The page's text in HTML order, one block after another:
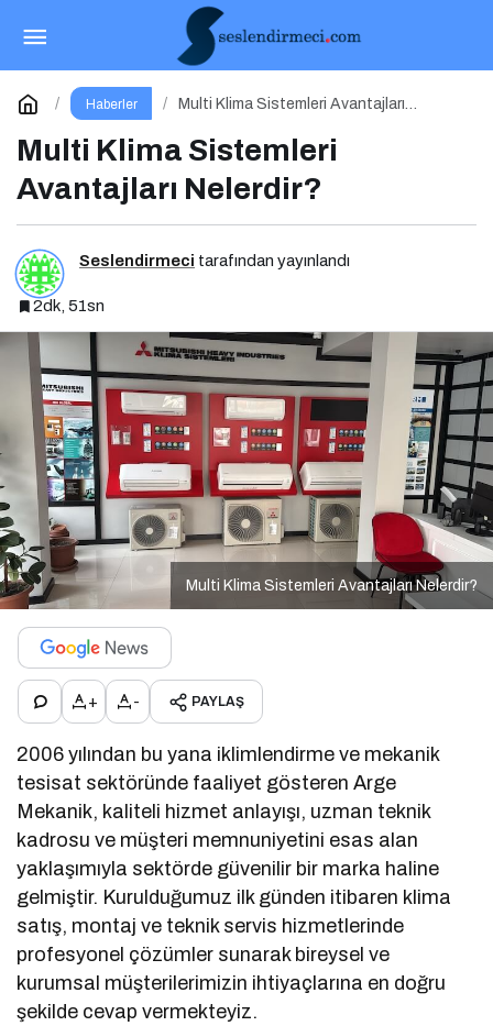
Haberler
Multi Klima Sistemleri Avantajları
Multi Klima Sistemleri
Avantajları Nelerdir?
Seslendirmeci tarafından yayınlandı
2dk, 51sn
Multi Klima Sistemleri Avantajları Nelerdir?
+ - PAYLAŞ
2006 yılından bu yana iklimlendirme ve mekanik
tesisat sektöründe faaliyet gösteren Arge
Mekanik, kaliteli hizmet anlayışı, uzman teknik
kadrosu ve müşteri memnuniyetini esas alan
yaklaşımıyla sektörde güvenilir bir marka haline
gelmiştir. Kurulduğumuz ilk günden itibaren klima
satış, montaj ve teknik servis hizmetlerinde
profesyonel çözümler sunarak bireysel ve
kurumsal müşterilerimizin ihtiyaçlarına en doğru
şekilde cevap vermekteyiz.
Akdeniz Rüyasında Kulaç Sesleri
Yorum Yap